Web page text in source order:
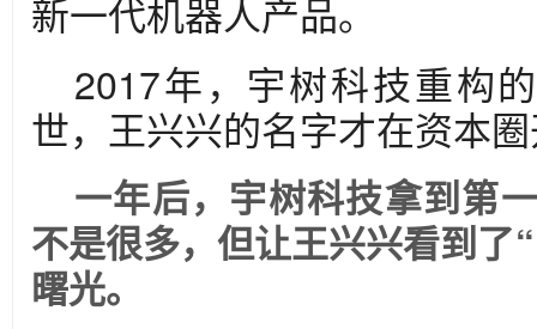
新一代机器人产品。
2017年，宇树科技重构
世，王兴兴的名字才在资本
一年后，宇树科技拿到第
不是很多，但让王兴兴看到了
曙光。